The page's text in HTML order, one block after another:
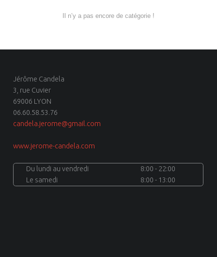
Il n’y a pas encore de catégorie !
Jérôme Candela
3, rue Cuvier
69006 LYON
06.60.58.53.76
candela.jerome@gmail.com
www.jerome-candela.com
Du lundi au vendredi
8:00 - 22:00
Le samedi
8:00 - 13:00